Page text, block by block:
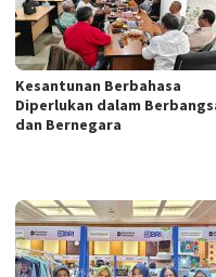
Kesantunan Berbahasa
Diperlukan dalam
dan Bernegara